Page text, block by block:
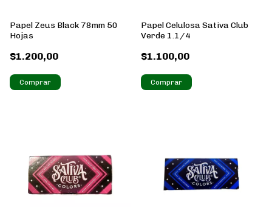
Papel Zeus Black 78mm 50
Hojas
$1.200,00
Papel Celulosa Sativa Club
Verde 1.1/4
$1.100,00